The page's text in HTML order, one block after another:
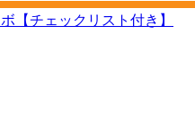
【チェックリスト付き】